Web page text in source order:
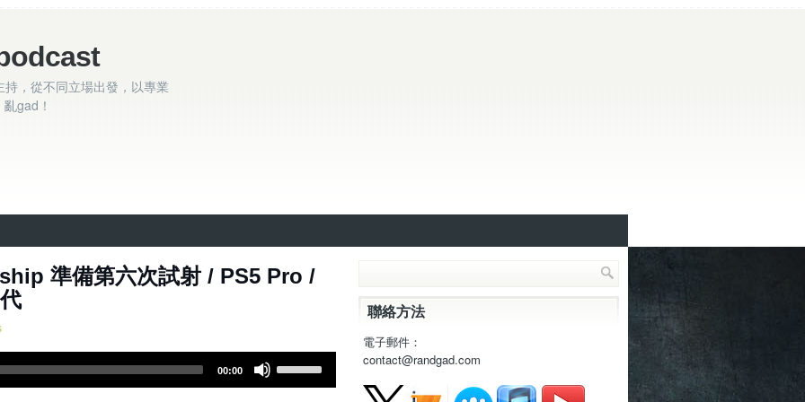
，從不同立場出發，以專業
gad！
準備第六次試射 / PS5 Pro /
00:00
s
聯絡方法
電子郵件：
contact@randgad.com